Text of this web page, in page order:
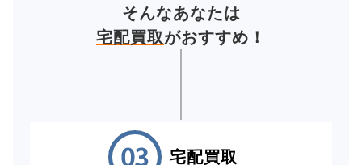
そんなあなたは
宅配買取がおすすめ！
宅配買取